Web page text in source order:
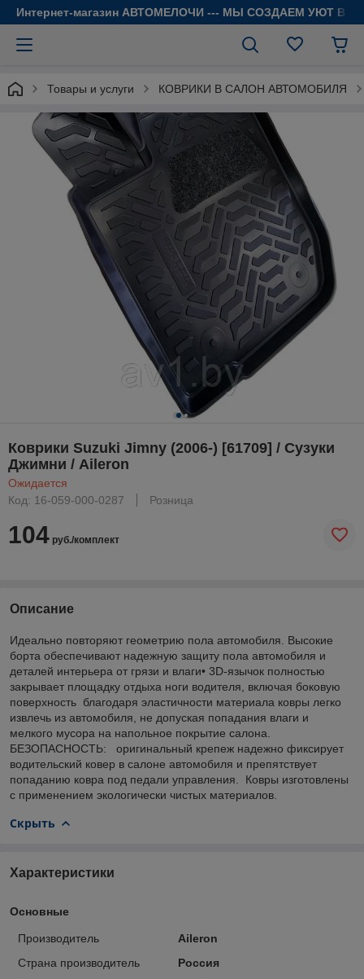
Интернет-магазин АВТОМЕЛОЧИ --- МЫ СОЗДАЕМ УЮТ В
Товары и услуги КОВРИКИ В САЛОН АВТОМОБИЛЯ
Коврики Suzuki Jimny (2006-) [61709] / Сузуки
Джимни / Aileron
Ожидается
Код: 16-059-000-0287
Розница
104 руб./комплект
Описание
Идеально повторяют геометрию пола автомобиля. Высокие
борта обеспечивают надежную защиту пола автомобиля и
деталей интерьера от грязи и влаги• 3D-язычок полностью
закрывает площадку отдыха ноги водителя, включая боковую
поверхность благодаря эластичности материала ковры легко
извлечь из автомобиля, не допуская попадания влаги и
мелкого мусора на напольное покрытие салона.
БЕЗОПАСНОСТЬ: оригинальный крепеж надежно фиксирует
водительский ковер в салоне автомобиля и препятствует
попаданию ковра под педали управления. Ковры изготовлены
с применением экологически чистых материалов.
Скрыть
Характеристики
Основные
Производитель
Aileron
Страна производитель
Россия